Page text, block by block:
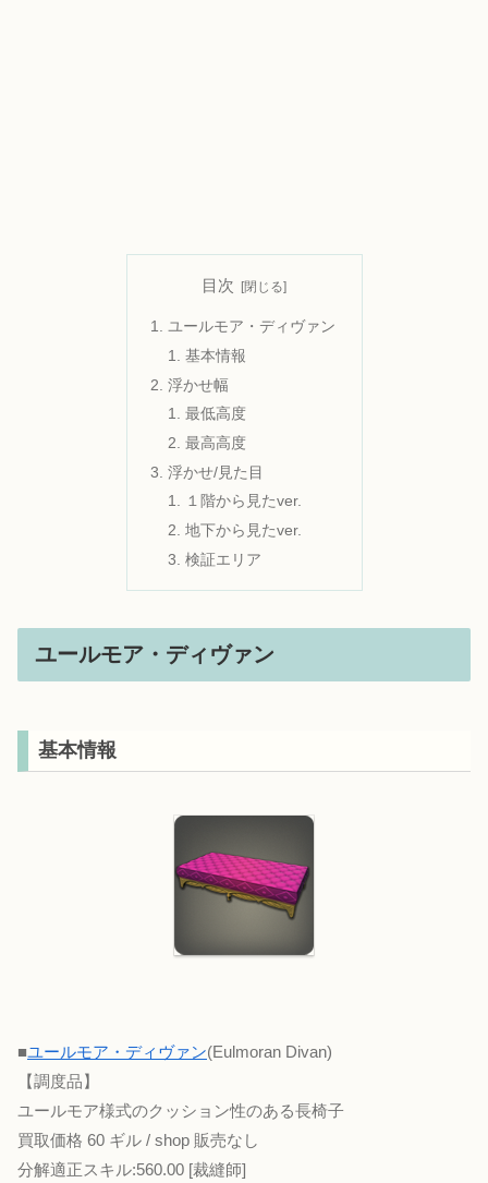
目次
ユールモア・ディヴァン
基本情報
浮かせ幅
最低高度
最高高度
浮かせ/見た目
１階から見たver.
地下から見たver.
検証エリア
ユールモア・ディヴァン
基本情報
■ユールモア・ディヴァン(Eulmoran Divan)
【調度品】
ユールモア様式のクッション性のある長椅子
買取価格 60 ギル / shop 販売なし
分解適正スキル:560.00 [裁縫師]